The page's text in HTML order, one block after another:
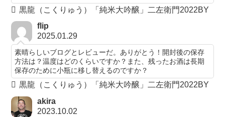
黒龍（こくりゅう）「純米大吟醸」二左衛門2022BY
flip
2025.01.29
素晴らしいブログとレビューだ。ありがとう！開封後の保存
方法は？温度はどのくらいですか？また、残ったお酒は長期
保存のために小瓶に移し替えるのですか？
黒龍（こくりゅう）「純米大吟醸」二左衛門2022BY
akira
2023.10.02